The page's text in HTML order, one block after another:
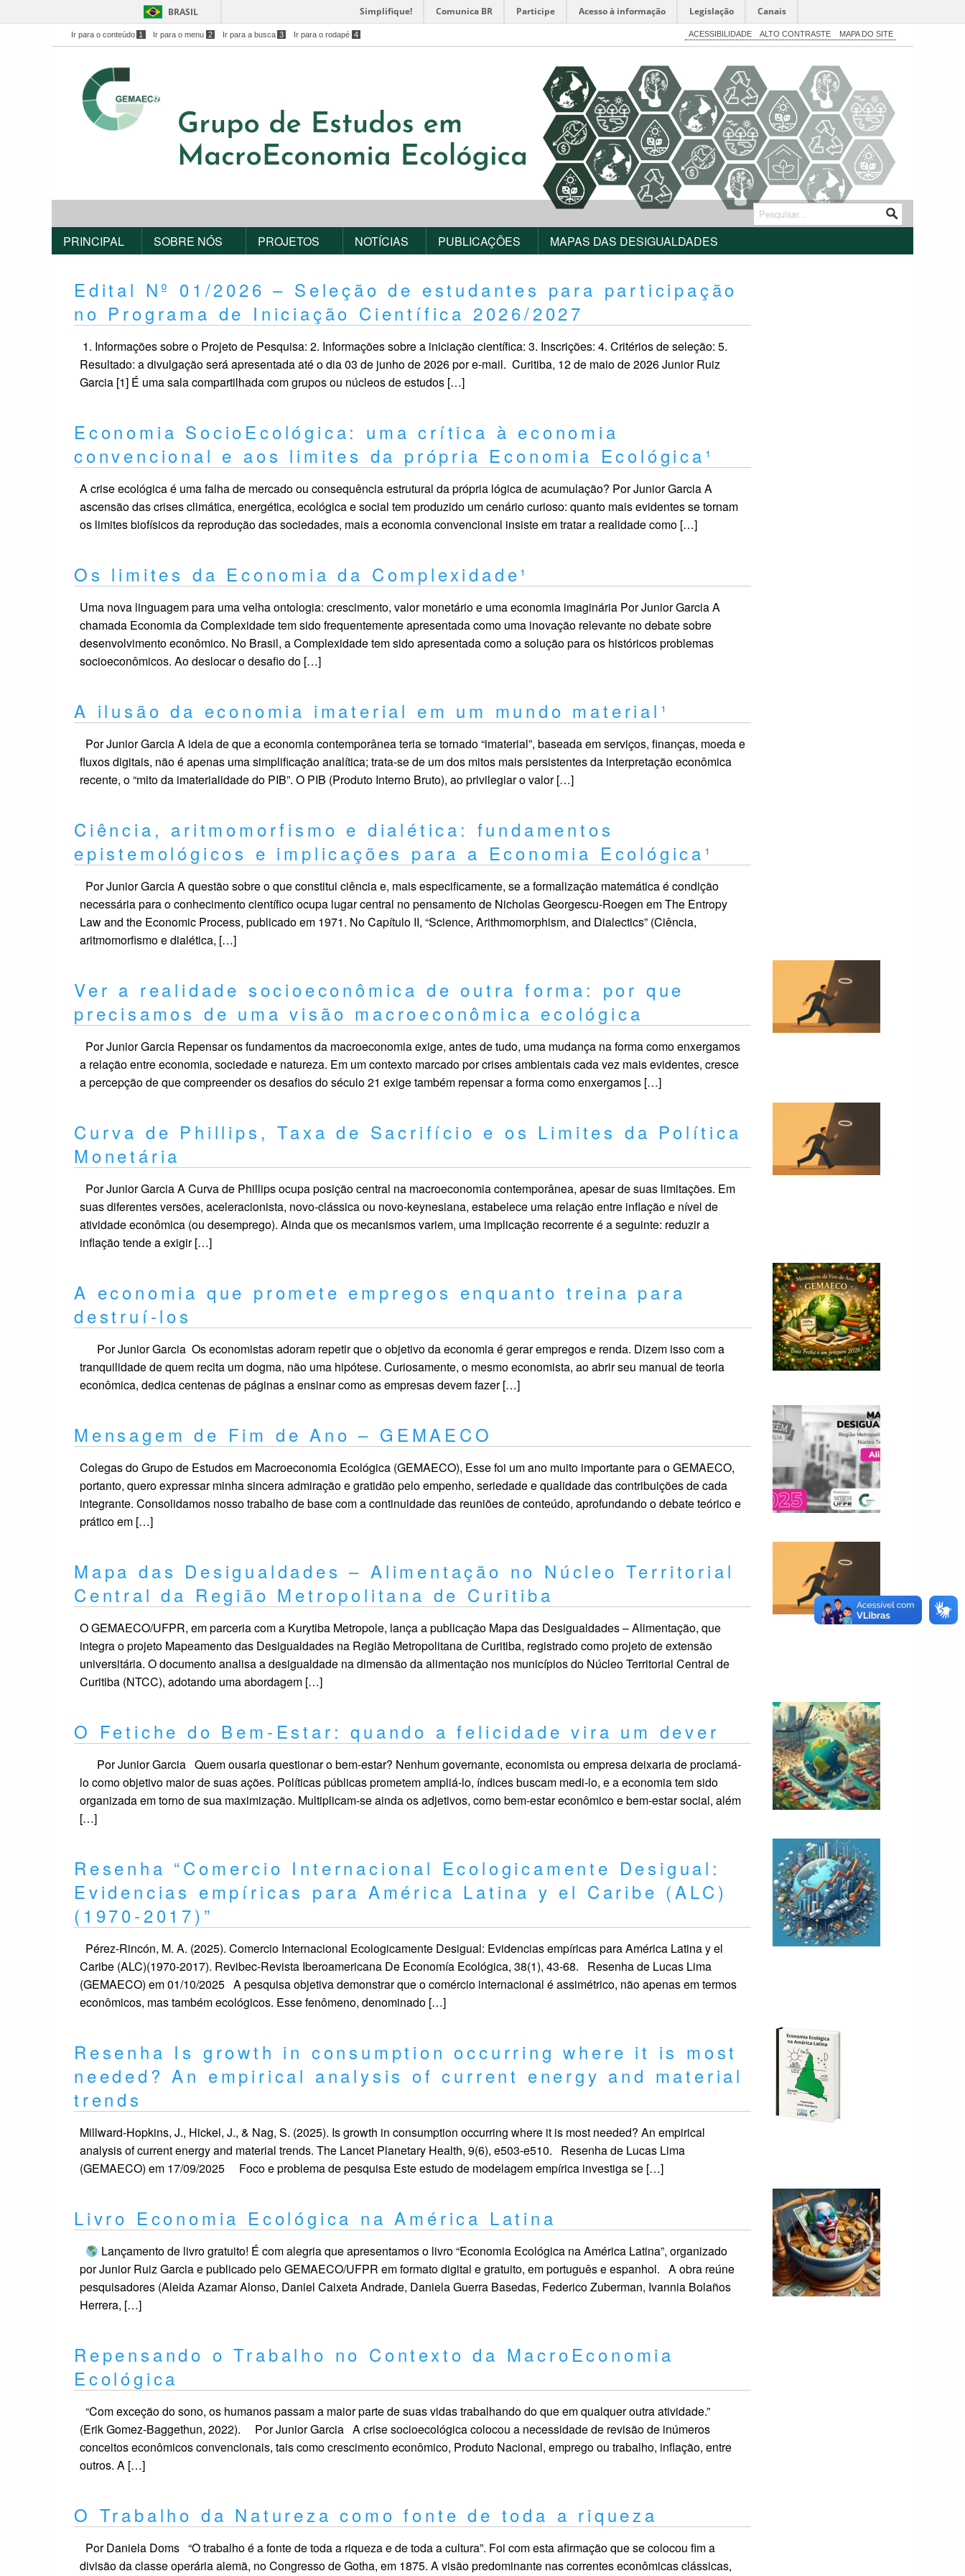
BRASIL Simplifique! Comunica BR Participe Acesso à informação Legislação Canais
Ir para o conteúdo 1 Ir para o menu 2 Ir para a busca 3 Ir para o rodapé 4 ACESSIBILIDADE ALTO CONTRASTE MAPA DO SITE
PRINCIPAL SOBRE NÓS PROJETOS NOTÍCIAS PUBLICAÇÕES MAPAS DAS DESIGUALDADES
Edital Nº 01/2026 – Seleção de estudantes para participação
no Programa de Iniciação Científica 2026/2027
1. Informações sobre o Projeto de Pesquisa: 2. Informações sobre a iniciação científica: 3. Inscrições: 4. Critérios de seleção: 5.
Resultado: a divulgação será apresentada até o dia 03 de junho de 2026 por e-mail. Curitiba, 12 de maio de 2026 Junior Ruiz
Garcia [1] É uma sala compartilhada com grupos ou núcleos de estudos […]
Economia SocioEcológica: uma crítica à economia
convencional e aos limites da própria Economia Ecológica¹
A crise ecológica é uma falha de mercado ou consequência estrutural da própria lógica de acumulação? Por Junior Garcia A
ascensão das crises climática, energética, ecológica e social tem produzido um cenário curioso: quanto mais evidentes se tornam
os limites biofísicos da reprodução das sociedades, mais a economia convencional insiste em tratar a realidade como […]
Os limites da Economia da Complexidade¹
Uma nova linguagem para uma velha ontologia: crescimento, valor monetário e uma economia imaginária Por Junior Garcia A
chamada Economia da Complexidade tem sido frequentemente apresentada como uma inovação relevante no debate sobre
desenvolvimento econômico. No Brasil, a Complexidade tem sido apresentada como a solução para os históricos problemas
socioeconômicos. Ao deslocar o desafio do […]
A ilusão da economia imaterial em um mundo material¹
Por Junior Garcia A ideia de que a economia contemporânea teria se tornado “imaterial”, baseada em serviços, finanças, moeda e
fluxos digitais, não é apenas uma simplificação analítica; trata-se de um dos mitos mais persistentes da interpretação econômica
recente, o “mito da imaterialidade do PIB”. O PIB (Produto Interno Bruto), ao privilegiar o valor […]
Ciência, aritmomorfismo e dialética: fundamentos
epistemológicos e implicações para a Economia Ecológica¹
Por Junior Garcia A questão sobre o que constitui ciência e, mais especificamente, se a formalização matemática é condição
necessária para o conhecimento científico ocupa lugar central no pensamento de Nicholas Georgescu-Roegen em The Entropy
Law and the Economic Process, publicado em 1971. No Capítulo II, “Science, Arithmomorphism, and Dialectics” (Ciência,
aritmomorfismo e dialética, […]
Ver a realidade socioeconômica de outra forma: por que
precisamos de uma visão macroeconômica ecológica
Por Junior Garcia Repensar os fundamentos da macroeconomia exige, antes de tudo, uma mudança na forma como enxergamos
a relação entre economia, sociedade e natureza. Em um contexto marcado por crises ambientais cada vez mais evidentes, cresce
a percepção de que compreender os desafios do século 21 exige também repensar a forma como enxergamos […]
Curva de Phillips, Taxa de Sacrifício e os Limites da Política
Monetária
Por Junior Garcia A Curva de Phillips ocupa posição central na macroeconomia contemporânea, apesar de suas limitações. Em
suas diferentes versões, aceleracionista, novo-clássica ou novo-keynesiana, estabelece uma relação entre inflação e nível de
atividade econômica (ou desemprego). Ainda que os mecanismos variem, uma implicação recorrente é a seguinte: reduzir a
inflação tende a exigir […]
A economia que promete empregos enquanto treina para
destruí-los
Por Junior Garcia Os economistas adoram repetir que o objetivo da economia é gerar empregos e renda. Dizem isso com a
tranquilidade de quem recita um dogma, não uma hipótese. Curiosamente, o mesmo economista, ao abrir seu manual de teoria
econômica, dedica centenas de páginas a ensinar como as empresas devem fazer […]
Mensagem de Fim de Ano – GEMAECO
Colegas do Grupo de Estudos em Macroeconomia Ecológica (GEMAECO), Esse foi um ano muito importante para o GEMAECO,
portanto, quero expressar minha sincera admiração e gratidão pelo empenho, seriedade e qualidade das contribuições de cada
integrante. Consolidamos nosso trabalho de base com a continuidade das reuniões de conteúdo, aprofundando o debate teórico e
prático em […]
Mapa das Desigualdades – Alimentação no Núcleo Territorial
Central da Região Metropolitana de Curitiba
O GEMAECO/UFPR, em parceria com a Kurytiba Metropole, lança a publicação Mapa das Desigualdades – Alimentação, que
integra o projeto Mapeamento das Desigualdades na Região Metropolitana de Curitiba, registrado como projeto de extensão
universitária. O documento analisa a desigualdade na dimensão da alimentação nos municípios do Núcleo Territorial Central de
Curitiba (NTCC), adotando uma abordagem […]
O Fetiche do Bem-Estar: quando a felicidade vira um dever
Por Junior Garcia Quem ousaria questionar o bem-estar? Nenhum governante, economista ou empresa deixaria de proclamá-
lo como objetivo maior de suas ações. Políticas públicas prometem ampliá-lo, índices buscam medi-lo, e a economia tem sido
organizada em torno de sua maximização. Multiplicam-se ainda os adjetivos, como bem-estar econômico e bem-estar social, além
[…]
Resenha “Comercio Internacional Ecologicamente Desigual:
Evidencias empíricas para América Latina y el Caribe (ALC)
(1970-2017)”
Pérez-Rincón, M. A. (2025). Comercio Internacional Ecologicamente Desigual: Evidencias empíricas para América Latina y el
Caribe (ALC)(1970-2017). Revibec-Revista Iberoamericana De Economía Ecológica, 38(1), 43-68. Resenha de Lucas Lima
(GEMAECO) em 01/10/2025 A pesquisa objetiva demonstrar que o comércio internacional é assimétrico, não apenas em termos
econômicos, mas também ecológicos. Esse fenômeno, denominado […]
Resenha Is growth in consumption occurring where it is most
needed? An empirical analysis of current energy and material
trends
Millward-Hopkins, J., Hickel, J., & Nag, S. (2025). Is growth in consumption occurring where it is most needed? An empirical
analysis of current energy and material trends. The Lancet Planetary Health, 9(6), e503-e510. Resenha de Lucas Lima
(GEMAECO) em 17/09/2025 Foco e problema de pesquisa Este estudo de modelagem empírica investiga se […]
Livro Economia Ecológica na América Latina
Lançamento de livro gratuito! É com alegria que apresentamos o livro “Economia Ecológica na América Latina”, organizado
por Junior Ruiz Garcia e publicado pelo GEMAECO/UFPR em formato digital e gratuito, em português e espanhol. A obra reúne
pesquisadores (Aleida Azamar Alonso, Daniel Caixeta Andrade, Daniela Guerra Basedas, Federico Zuberman, Ivannia Bolaños
Herrera, […]
Repensando o Trabalho no Contexto da MacroEconomia
Ecológica
“Com exceção do sono, os humanos passam a maior parte de suas vidas trabalhando do que em qualquer outra atividade.”
(Erik Gomez-Baggethun, 2022). Por Junior Garcia A crise socioecológica colocou a necessidade de revisão de inúmeros
conceitos econômicos convencionais, tais como crescimento econômico, Produto Nacional, emprego ou trabalho, inflação, entre
outros. A […]
O Trabalho da Natureza como fonte de toda a riqueza
Por Daniela Doms “O trabalho é a fonte de toda a riqueza e de toda a cultura”. Foi com esta afirmação que se colocou fim a
divisão da classe operária alemã, no Congresso de Gotha, em 1875. A visão predominante nas correntes econômicas clássicas,